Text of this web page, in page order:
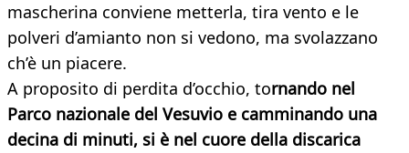
mascherina conviene metterla, tira vento e le
polveri d’amianto non si vedono, ma svolazzano
ch’è un piacere.
A proposito di perdita d’occhio, tornando nel
Parco nazionale del Vesuvio e camminando una
decina di minuti, si è nel cuore della discarica